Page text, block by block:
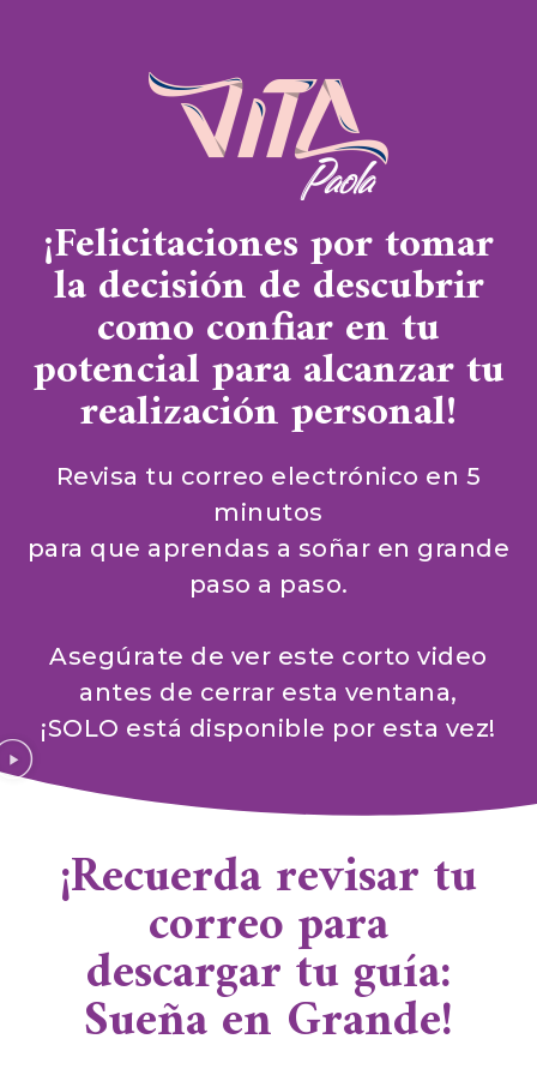
¡Felicitaciones por tomar
la decisión de descubrir
como confiar en tu
potencial para alcanzar tu
realización personal!
Revisa tu correo electrónico en 5
minutos
para que aprendas a soñar en grande
paso a paso.
Asegúrate de ver este corto video
antes de cerrar esta ventana,
¡SOLO está disponible por esta vez!
¡Recuerda revisar tu
correo para
descargar tu guía:
Sueña en Grande!